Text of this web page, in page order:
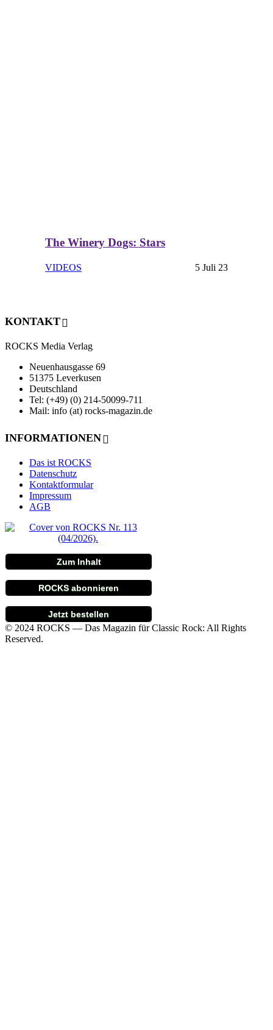
The Winery Dogs: Stars
VIDEOS 5 Juli 23
KONTAKT
ROCKS Media Verlag
Neuenhausgasse 69
51375 Leverkusen
Deutschland
Tel: (+49) (0) 214-50099-711
Mail: info (at) rocks-magazin.de
INFORMATIONEN
Das ist ROCKS
Datenschutz
Kontaktformular
Impressum
AGB
Zum Inhalt
ROCKS abonnieren
Jetzt bestellen
© 2024 ROCKS — Das Magazin für Classic Rock: All Rights
Reserved.